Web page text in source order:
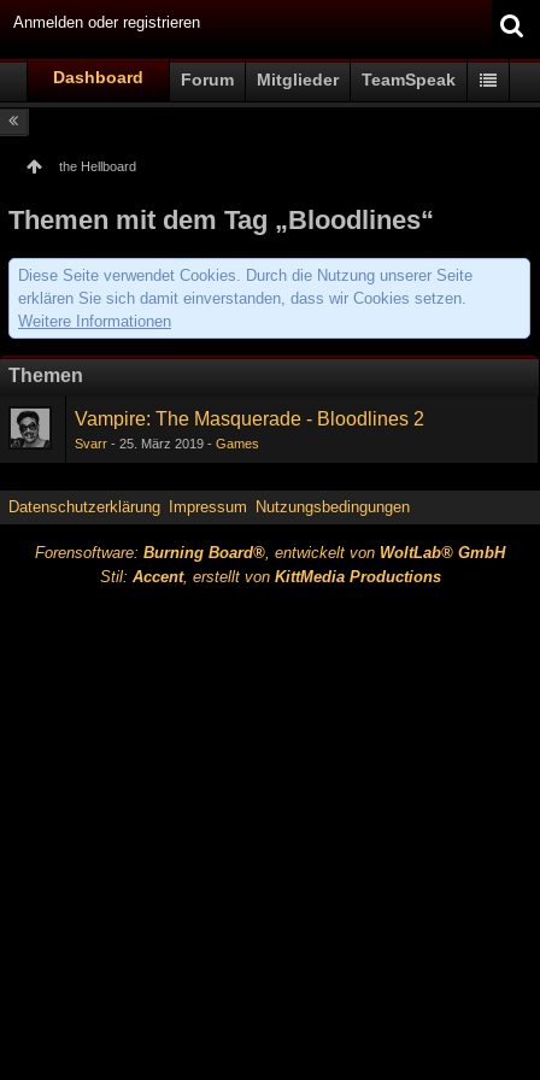
Anmelden oder registrieren
Dashboard Forum Mitglieder TeamSpeak
the Hellboard
Themen mit dem Tag „Bloodlines“
Diese Seite verwendet Cookies. Durch die Nutzung unserer Seite
erklären Sie sich damit einverstanden, dass wir Cookies setzen.
Weitere Informationen
Themen
Vampire: The Masquerade - Bloodlines 2
Svarr 25. März 2019 Games
Datenschutzerklärung Impressum Nutzungsbedingungen
Forensoftware: Burning Board®, entwickelt von WoltLab® GmbH
Stil: Accent, erstellt von KittMedia Productions